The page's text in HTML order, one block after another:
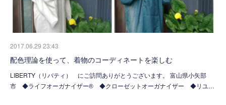
2017.06.29 23:43
配色理論を使って、着物のコーディネートを楽しむ
LIBERTY（リバティ） にご訪問ありがとうございます。 富山県小矢部
市 ◆ライフオーガナイザー® ◆クローゼットオーガナイザー ◆リユ…